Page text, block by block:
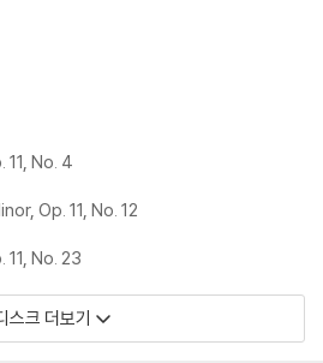
11, No. 4
Op. 11, No. 12
No. 23
스크 더보기